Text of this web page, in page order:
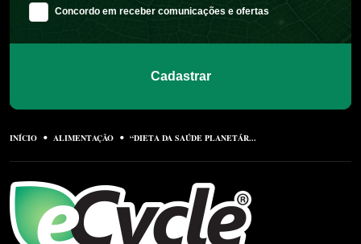
Concordo em receber comunicações e ofertas
Cadastrar
INÍCIO ALIMENTAÇÃO “DIETA DA SAÚDE PLANETÁR...